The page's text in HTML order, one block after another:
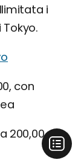
i
con
200,00 yen